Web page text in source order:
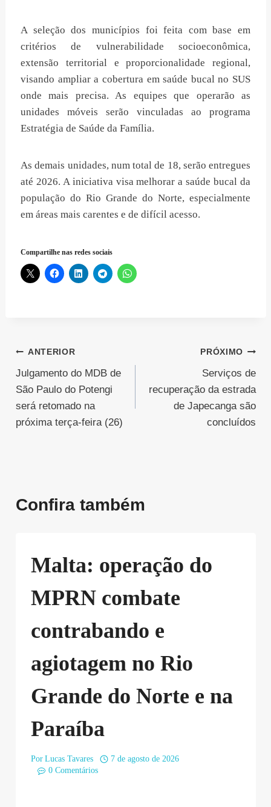
A seleção dos municípios foi feita com base em
critérios de vulnerabilidade socioeconômica,
extensão territorial e proporcionalidade regional,
visando ampliar a cobertura em saúde bucal no SUS
onde mais precisa. As equipes que operarão as
unidades móveis serão vinculadas ao programa
Estratégia de Saúde da Família.
As demais unidades, num total de 18, serão entregues
até 2026. A iniciativa visa melhorar a saúde bucal da
população do Rio Grande do Norte, especialmente
em áreas mais carentes e de difícil acesso.
Compartilhe nas redes sociais
Navegação
de
Post
ANTERIOR
Julgamento do MDB de
São Paulo do Potengi
será retomado na
próxima terça-feira (26)
PRÓXIMO
Serviços de
recuperação da estrada
de Japecanga são
concluídos
Confira também
Malta: operação do
MPRN combate
contrabando e
agiotagem no Rio
Grande do Norte e na
Paraíba
Por Lucas Tavares
7 de agosto de 2026
0 Comentários